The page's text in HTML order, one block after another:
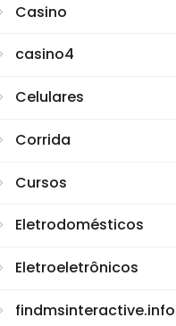
Casino
casino4
Celulares
Corrida
Cursos
Eletrodomésticos
Eletroeletrônicos
findmsinteractive.info